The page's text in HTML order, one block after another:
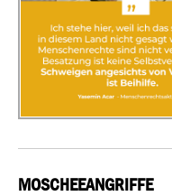
MOSCHEEANGRIFFE